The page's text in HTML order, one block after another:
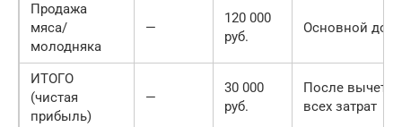
Продажа
мяса/
молодняка
—
120 000
руб.
Основной
ИТОГО
(чистая
прибыль)
—
30 000
руб.
После вычета
всех затрат